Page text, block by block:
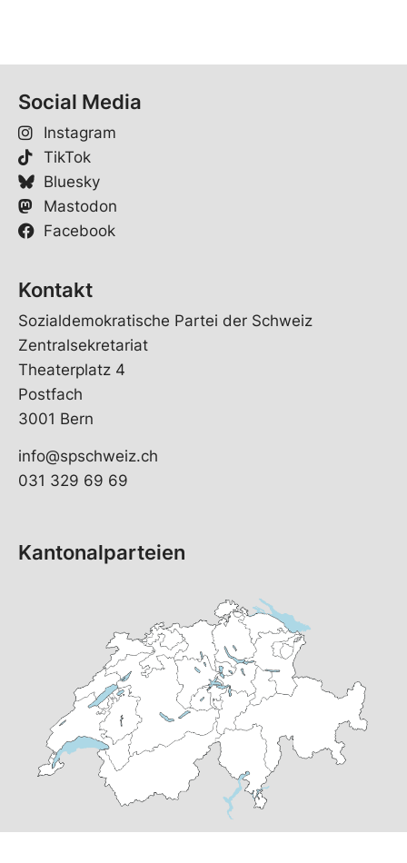
Social Media
Instagram
TikTok
Bluesky
Mastodon
Facebook
Kontakt
Sozialdemokratische Partei der Schweiz
Zentralsekretariat
Theaterplatz 4
Postfach
3001 Bern
info@spschweiz.ch
031 329 69 69
Kantonalparteien